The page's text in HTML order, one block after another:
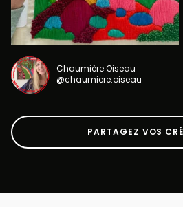
Chaumière Oiseau
@chaumiere.oiseau
PARTAGEZ VOS